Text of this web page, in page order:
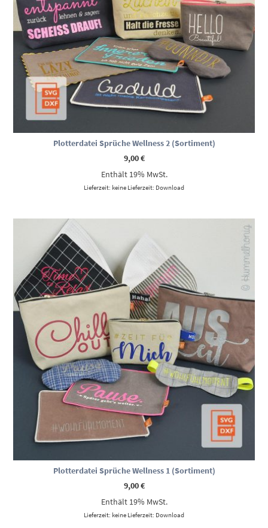
Plotterdatei Sprüche Wellness 2 (Sortiment)
9,00€
Enthält 19% MwSt.
Lieferzeit: keine Lieferzeit: Download
Plotterdatei Sprüche Wellness 1 (Sortiment)
9,00€
Enthält 19% MwSt.
Lieferzeit: keine Lieferzeit: Download